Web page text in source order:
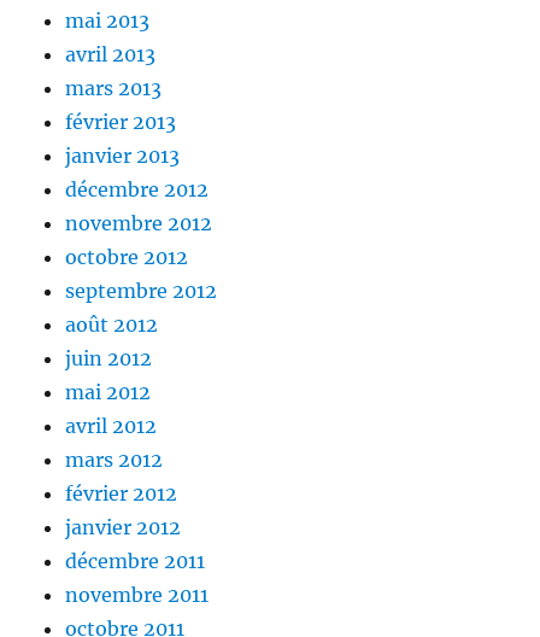
mai 2013
avril 2013
mars 2013
février 2013
janvier 2013
décembre 2012
novembre 2012
octobre 2012
septembre 2012
août 2012
juin 2012
mai 2012
avril 2012
mars 2012
février 2012
janvier 2012
décembre 2011
novembre 2011
octobre 2011